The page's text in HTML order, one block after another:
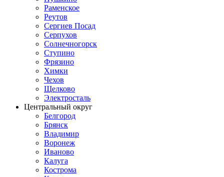
Раменское
Реутов
Сергиев Посад
Серпухов
Солнечногорск
Ступино
Фрязино
Химки
Чехов
Щелково
Электросталь
Центральный округ
Белгород
Брянск
Владимир
Воронеж
Иваново
Калуга
Кострома